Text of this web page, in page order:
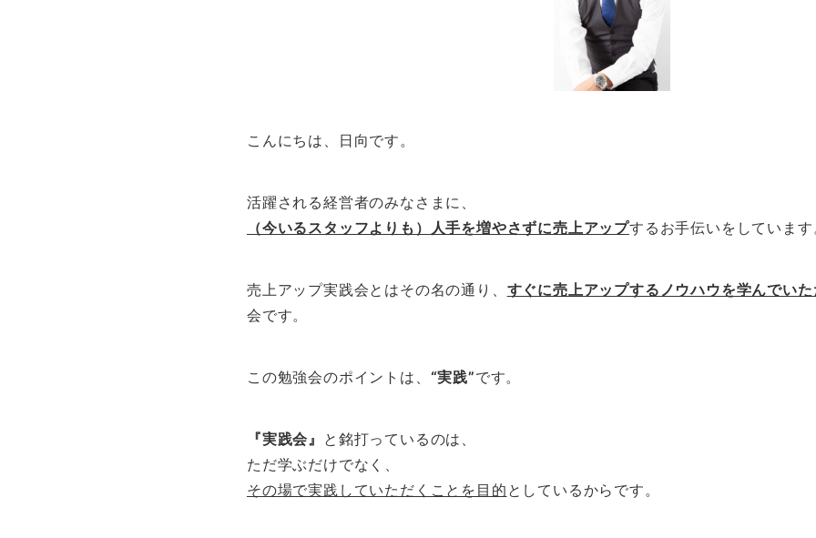
こんにちは、日向です。
活躍される経営者のみなさまに、
（今いるスタッフよりも）人手を増やさずに売上アップするお手伝いをしていま
売上アップ実践会とはその名の通り、 すぐに売上アップするノウハウを学んでい
会です。
この勉強会のポイントは、 “実践”です。
『実践会』 と銘打っているのは、
ただ学ぶだけでなく、
その場で実践していただくことを目的 としているからです。